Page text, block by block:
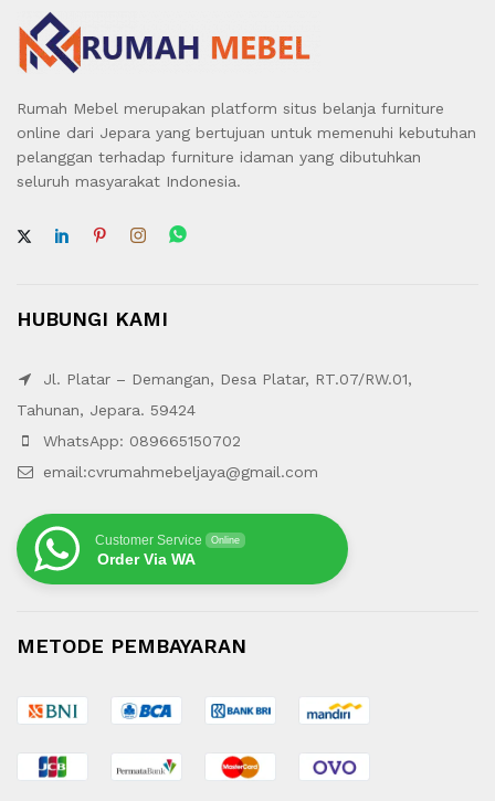
Rumah Mebel merupakan platform situs belanja furniture
online dari Jepara yang bertujuan untuk memenuhi kebutuhan
pelanggan terhadap furniture idaman yang dibutuhkan
seluruh masyarakat Indonesia.
HUBUNGI KAMI
Jl. Platar – Demangan, Desa Platar, RT.07/RW.01,
Tahunan, Jepara. 59424
WhatsApp: 089665150702
email:cvrumahmebeljaya@gmail.com
Customer Service Online
Order Via WA
METODE PEMBAYARAN